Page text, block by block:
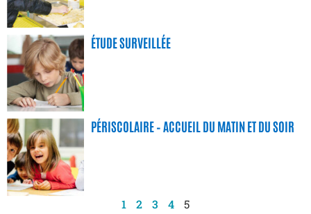
ÉTUDE SURVEILLÉE
PÉRISCOLAIRE – ACCUEIL DU MATIN ET DU SOIR
1 2 3 4 5